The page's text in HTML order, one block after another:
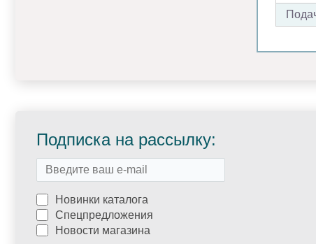
Подписка на рассылку:
Новинки каталога
Спецпредложения
Новости магазина